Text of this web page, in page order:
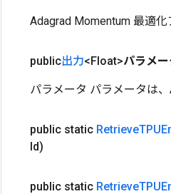
Adagrad Momentum 最適
public出力<Float>パラメー
パラメータ パラメータは
public static Retrieve
Id)
public static Retrieve